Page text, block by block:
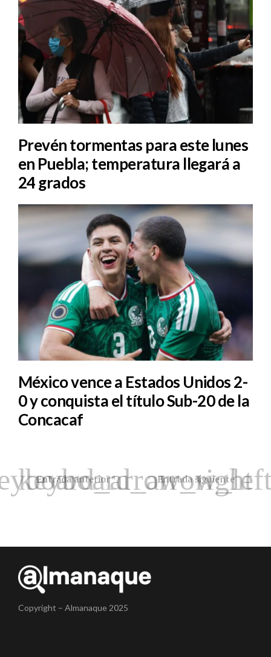
Prevén tormentas para este lunes
en Puebla; temperatura llegará a
24 grados
México vence a Estados Unidos 2-
0 y conquista el título Sub-20 de la
Concacaf
Entrada anterior Entrada siguiente
Copyright – Almanaque 2025